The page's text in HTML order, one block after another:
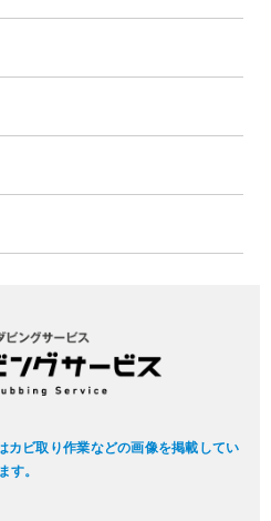
カビ取り作業などの画像を掲載してい
ます。